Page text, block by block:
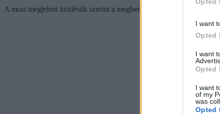
I want
Opted
I want
Opted
I want
of my
was
Opted
A most megjelent közlésük szerint a megbetegedéseket a